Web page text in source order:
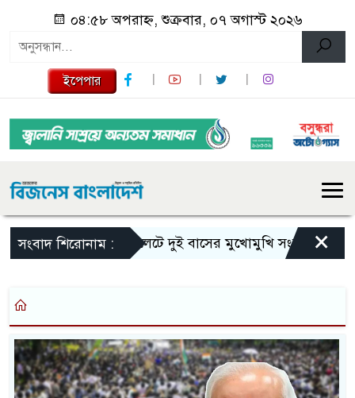
০৪:৫৮ অপরাহ্ন, শুক্রবার, ০৭ অগাস্ট ২০২৬
ইপেপার
সংবাদ শিরোনাম :সিলেটে দুই বাসের মুখোমুখি সংঘর্ষে নিহত বেড়ে ৯
×